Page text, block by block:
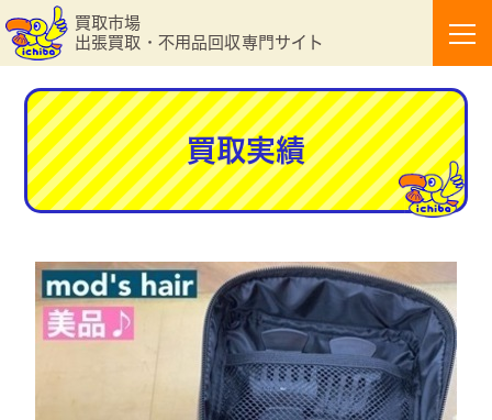
買取市場
出張買取・不用品回収専門サイト
買取実績